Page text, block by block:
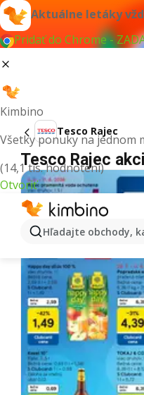
Aktuálne letáky
Pridať do Chrome -
Kimbino
Všetky ponuky na jednom
(14,1 tis. hodnotení)
Otvoriť
Hľadajte obchody,
Tesco Rajec
Tesco Rajec